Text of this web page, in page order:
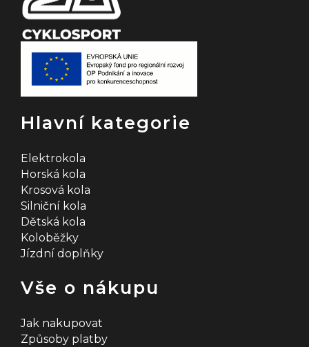
Hlavní kategorie
Elektrokola
Horská kola
Krosová kola
Silniční kola
Dětská kola
Koloběžky
Jízdní doplňky
Vše o nákupu
Jak nakupovat
Způsoby platby